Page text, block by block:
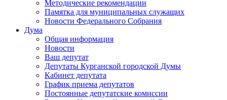
Методические рекомендации
Памятка для муниципальных служащих
Новости Федерального Cобрания
Дума
Общая информация
Новости
Ваш депутат
Депутаты Курганской городской Думы
Кабинет депутата
График приема депутатов
Постоянные депутатские комиссии